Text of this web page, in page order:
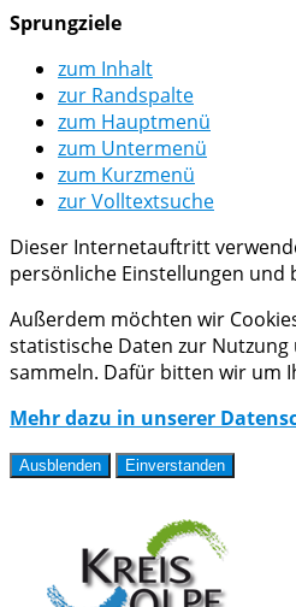
Sprungziele
zum Inhalt
zur Randspalte
zum Hauptmenü
zum Untermenü
zum Kurzmenü
zur Volltextsuche
Dieser Internetauftritt
persönliche Einstellungen und
Außerdem möchten wir
statistische Daten zur Nutzung
sammeln. Dafür bitten wir um
Mehr dazu in unserer
Ausblenden Einverstanden